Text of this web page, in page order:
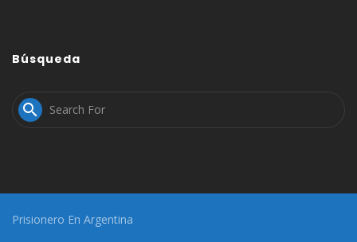
Búsqueda

Prisionero En Argentina